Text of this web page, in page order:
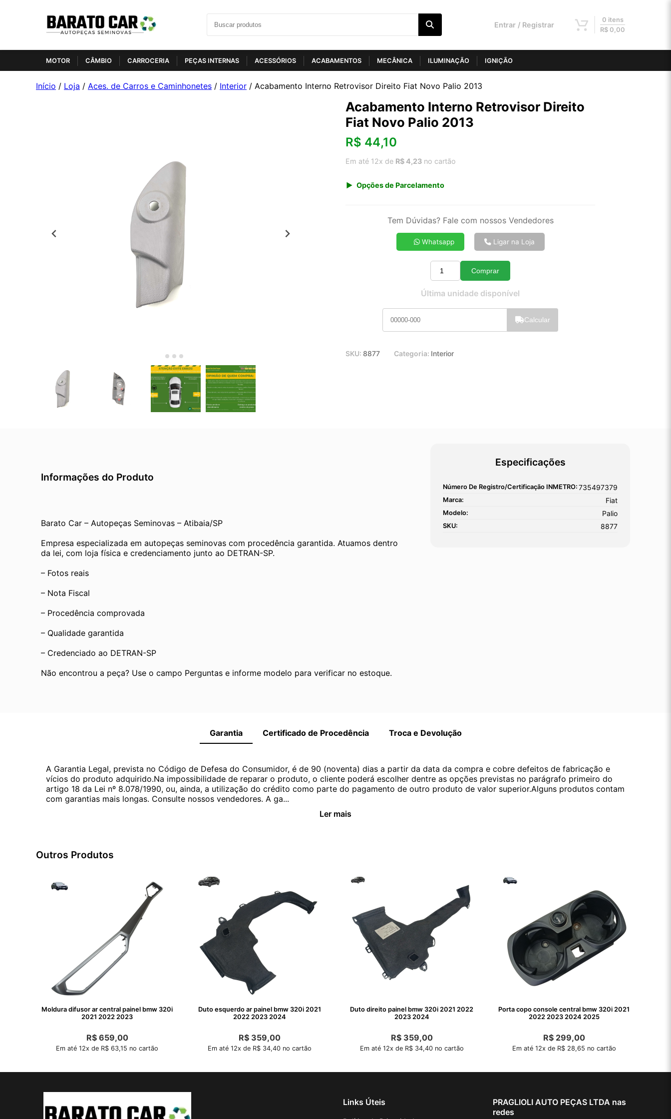
Entrar / Registrar
0 itens
R$ 0,00
MOTOR CÂMBIO CARROCERIA PEÇAS INTERNAS ACESSÓRIOS ACABAMENTOS MECÂNICA ILUMINAÇÃO IGNIÇÃO
Início / Loja / Aces. de Carros e Caminhonetes / Interior / Acabamento Interno Retrovisor Direito Fiat Novo Palio 2013
Acabamento Interno Retrovisor Direito
Fiat Novo Palio 2013
R$ 44,10
Em até 12x de R$ 4,23 no cartão
Opções de Parcelamento
8x de R$ 6,16
10x de R$ 5,00
12x de R$ 4,23
Tem Dúvidas? Fale com nossos Vendedores
Whatsapp Ligar na Loja
Quantidade
Comprar
Última unidade disponível
Calcular
SKU: 8877 Categoria: Interior
Informações do Produto
Barato Car – Autopeças Seminovas – Atibaia/SP
Empresa especializada em autopeças seminovas com procedência garantida. Atuamos dentro
da lei, com loja física e credenciamento junto ao DETRAN-SP.
– Fotos reais
– Nota Fiscal
– Procedência comprovada
– Qualidade garantida
– Credenciado ao DETRAN-SP
Não encontrou a peça? Use o campo Perguntas e informe modelo para verificar no estoque.
Especificações
Número De Registro/certificação INMETRO: 735497379
Marca: Fiat
Modelo: Palio
SKU: 8877
Garantia Certificado de Procedência Troca e Devolução
A Garantia Legal, prevista no Código de Defesa do Consumidor, é de 90 (noventa) dias a partir da data da compra e cobre defeitos de fabricação e
vícios do produto adquirido.Na impossibilidade de reparar o produto, o cliente poderá escolher dentre as opções previstas no parágrafo primeiro do
artigo 18 da Lei nº 8.078/1990, ou, ainda, a utilização do crédito como parte do pagamento de outro produto de valor superior.Alguns produtos contam
com garantias mais longas. Consulte nossos vendedores. A ga...
Ler mais
Outros Produtos
Moldura difusor ar central painel bmw 320i
2021 2022 2023
R$659,00
Em até 12x de R$ 63,15 no cartão
Duto esquerdo ar painel bmw 320i 2021
2022 2023 2024
R$359,00
Em até 12x de R$ 34,40 no cartão
Duto direito painel bmw 320i 2021 2022
2023 2024
R$359,00
Em até 12x de R$ 34,40 no cartão
Porta copo console central bmw 320i 2021
2022 2023 2024 2025
R$299,00
Em até 12x de R$ 28,65 no cartão
Links Úteis
PRAGLIOLI AUTO PEÇAS LTDA nas
redes